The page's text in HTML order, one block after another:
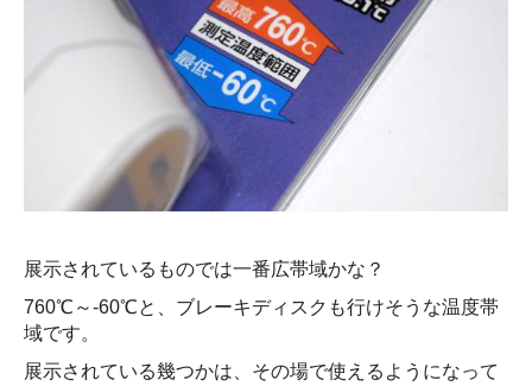
展示されているものでは一番広帯域かな？
760℃～-60℃と、ブレーキディスクも行けそうな温度帯
域です。
展示されている幾つかは、その場で使えるようになって